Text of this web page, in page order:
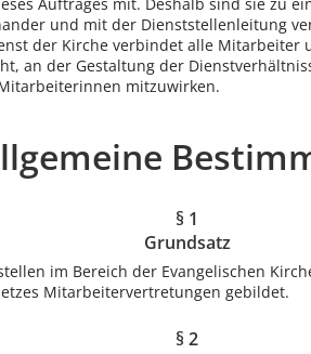
Auftrages mit. Deshalb sind sie zu
und mit der Dienststellenleitung
der Kirche verbindet alle Mitarbeiter
an der Gestaltung der
mitzuwirken.
§ 1
Grundsatz
im Bereich der Evangelischen
Mitarbeitervertretungen gebildet.
§ 2